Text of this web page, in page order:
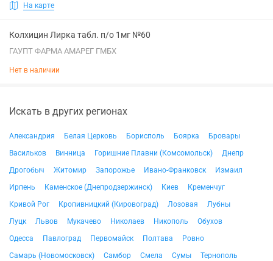
На карте
Колхицин Лирка табл. п/о 1мг №60
ГАУПТ ФАРМА АМАРЕГ ГМБХ
Нет в наличии
Искать в других регионах
Александрия Белая Церковь Борисполь Боярка
Бровары
Васильков
Винница Горишние Плавни (Комсомольск)
Днепр
Дрогобыч
Житомир Запорожье Ивано-Франковск
Измаил
Ирпень
Каменское (Днепродзержинск) Киев
Кременчуг
Кривой Рог
Кропивницкий (Кировоград) Лозовая
Лубны
Луцк
Львов Мукачево Николаев Никополь
Обухов
Одесса
Павлоград Первомайск Полтава
Ровно
Самарь (Новомосковск)
Самбор Смела Сумы
Тернополь